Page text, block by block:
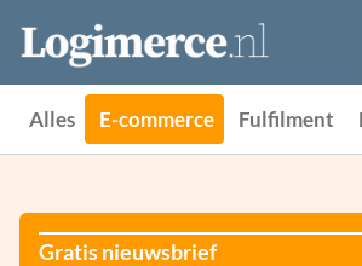
Vacatures
Events
Adverteren
Partners
Alles E-commerce Fulfilment
Gratis nieuwsbrief